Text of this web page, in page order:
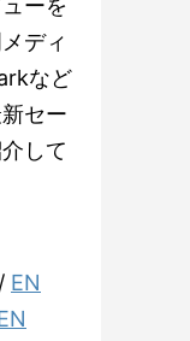
ーを
ディ
など
セー
して
/ EN